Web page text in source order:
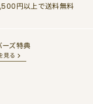
円以上で送料無料
ーズ特典
見る